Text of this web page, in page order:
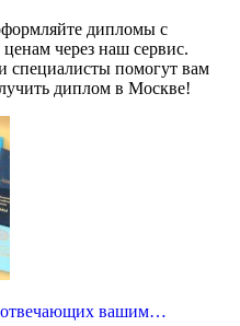
дипломы с
через наш сервис.
специалисты помогут вам
диплом в Москве!
отвечающих вашим…